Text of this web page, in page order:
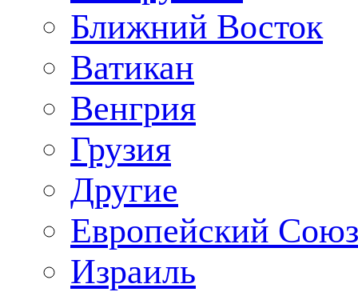
Ближний Восток
Ватикан
Венгрия
Грузия
Другие
Европейский Союз
Израиль